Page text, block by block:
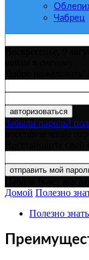
Чабрец
Забыли пароль?
Домой Полезно
Полезно знать